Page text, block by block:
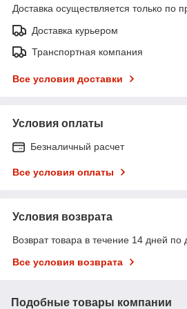
Доставка осуществляется только по
Доставка курьером
Транспортная компания
Все условия доставки
Условия оплаты
Безналичный расчет
Все условия оплаты
Условия возврата
Возврат товара в течение 14 дней по
Все условия возврата
Подобные товары компании